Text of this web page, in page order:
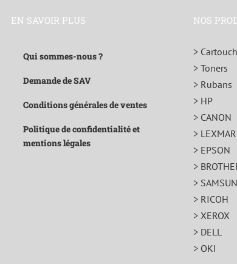
EN SAVOIR PLUS
Qui sommes-nous ?
Demande de SAV
Conditions générales de ventes
Politique de confidentialité et
mentions légales
NOS
>
> Toners
> Rubans
> HP
> CANON
>
> EPSON
>
>
> RICOH
> XEROX
> DELL
> OKI